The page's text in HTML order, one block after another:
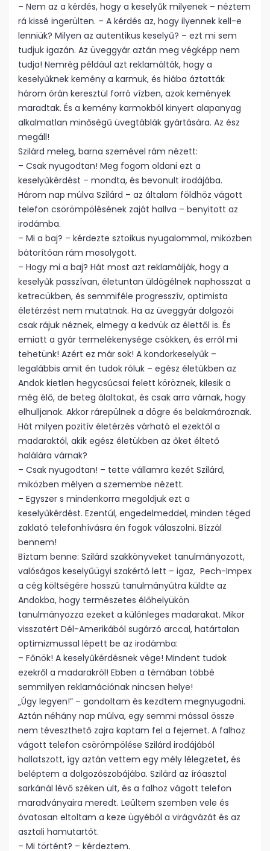
– Nem az a kérdés, hogy a keselyűk milyenek – néztem
rá kissé ingerülten. – A kérdés az, hogy ilyennek kell-e
lenniük? Milyen az autentikus keselyű? – ezt mi sem
tudjuk igazán. Az üveggyár aztán meg végképp nem
tudja! Nemrég például azt reklamálták, hogy a
keselyűknek kemény a karmuk, és hiába áztatták
három órán keresztül forró vízben, azok kemények
maradtak. És a kemény karmokból kinyert alapanyag
alkalmatlan minőségű üvegtáblák gyártására. Az ész
megáll!
Szilárd meleg, barna szemével rám nézett:
– Csak nyugodtan! Meg fogom oldani ezt a
keselyűkérdést – mondta, és bevonult irodájába.
Három nap múlva Szilárd – az általam földhöz vágott
telefon csörömpölésének zaját hallva – benyitott az
irodámba.
– Mi a baj? – kérdezte sztoikus nyugalommal, miközben
bátorítóan rám mosolygott.
– Hogy mi a baj? Hát most azt reklamálják, hogy a
keselyűk passzívan, életuntan üldögélnek naphosszat a
ketrecükben, és semmiféle progresszív, optimista
életérzést nem mutatnak. Ha az üveggyár dolgozói
csak rájuk néznek, elmegy a kedvük az élettől is. És
emiatt a gyár termelékenysége csökken, és erről mi
tehetünk! Azért ez már sok! A kondorkeselyűk –
legalábbis amit én tudok róluk – egész életükben az
Andok kietlen hegycsúcsai felett köröznek, kilesik a
még élő, de beteg álaltokat, és csak arra várnak, hogy
elhulljanak. Akkor rárepülnek a dögre és belakmároznak.
Hát milyen pozitív életérzés várható el ezektől a
madaraktól, akik egész életükben az őket éltető
halálára várnak?
– Csak nyugodtan! – tette vállamra kezét Szilárd,
miközben mélyen a szemembe nézett.
– Egyszer s mindenkorra megoldjuk ezt a
keselyűkérdést. Ezentúl, engedelmeddel, minden téged
zaklató telefonhívásra én fogok válaszolni. Bízzál
bennem!
Bíztam benne: Szilárd szakkönyveket tanulmányozott,
valóságos keselyűügyi szakértő lett – igaz, Pech-Impex
a cég költségére hosszú tanulmányútra küldte az
Andokba, hogy természetes élőhelyükön
tanulmányozza ezeket a különleges madarakat. Mikor
visszatért Dél-Amerikából sugárzó arccal, határtalan
optimizmussal lépett be az irodámba:
– Főnök! A keselyűkérdésnek vége! Mindent tudok
ezekről a madarakról! Ebben a témában többé
semmilyen reklamációnak nincsen helye!
„Úgy legyen!” – gondoltam és kezdtem megnyugodni.
Aztán néhány nap múlva, egy semmi mással össze
nem téveszthető zajra kaptam fel a fejemet. A falhoz
vágott telefon csörömpölése Szilárd irodájából
hallatszott, így aztán vettem egy mély lélegzetet, és
beléptem a dolgozószobájába. Szilárd az íróasztal
sarkánál lévő széken ült, és a falhoz vágott telefon
maradványaira meredt. Leültem szemben vele és
óvatosan eltoltam a keze ügyéből a virágvázát és az
asztali hamutartót.
– Mi történt? – kérdeztem.